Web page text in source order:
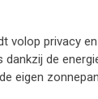
volop privacy
dankzij de